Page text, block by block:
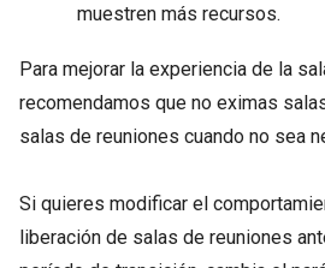
muestren más recursos.
Para mejorar la experiencia de la
recomendamos que no eximas
salas de reuniones cuando no sea
Si quieres modificar el
liberación de salas de reuniones